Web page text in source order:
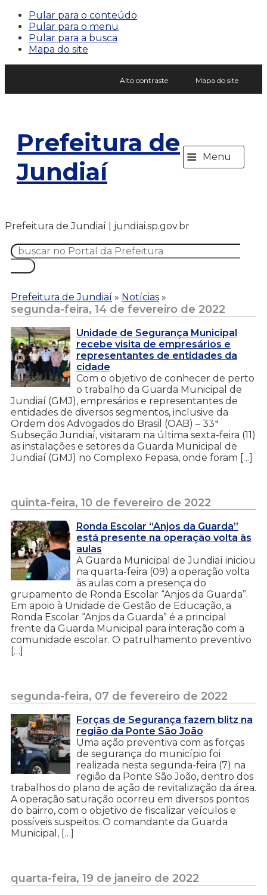
Pular para o conteúdo
Pular para o menu
Pular para a busca
Mapa do site
Alto contraste Mapa do site
Prefeitura de
Jundiaí
≡ Menu
Prefeitura de Jundiaí | jundiai.sp.gov.br
Prefeitura de Jundiaí » Notícias »
segunda-feira, 14 de fevereiro de 2022
Unidade de Segurança Municipal
recebe visita de empresários e
representantes de entidades da
cidade
Com o objetivo de conhecer de perto
o trabalho da Guarda Municipal de
Jundiaí (GMJ), empresários e representantes de
entidades de diversos segmentos, inclusive da
Ordem dos Advogados do Brasil (OAB) – 33ª
Subseção Jundiaí, visitaram na última sexta-feira (11)
as instalações e setores da Guarda Municipal de
Jundiaí (GMJ) no Complexo Fepasa, onde foram […]
quinta-feira, 10 de fevereiro de 2022
Ronda Escolar “Anjos da Guarda”
está presente na operação volta às
aulas
A Guarda Municipal de Jundiaí iniciou
na quarta-feira (09) a operação volta
às aulas com a presença do
grupamento de Ronda Escolar “Anjos da Guarda”.
Em apoio à Unidade de Gestão de Educação, a
Ronda Escolar “Anjos da Guarda” é a principal
frente da Guarda Municipal para interação com a
comunidade escolar. O patrulhamento preventivo
[…]
segunda-feira, 07 de fevereiro de 2022
Forças de Segurança fazem blitz na
região da Ponte São João
Uma ação preventiva com as forças
de segurança do município foi
realizada nesta segunda-feira (7) na
região da Ponte São João, dentro dos
trabalhos do plano de ação de revitalização da área.
A operação saturação ocorreu em diversos pontos
do bairro, com o objetivo de fiscalizar veículos e
possíveis suspeitos. O comandante da Guarda
Municipal, […]
quarta-feira, 19 de janeiro de 2022